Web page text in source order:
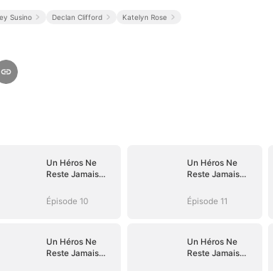
Susino Declan Clifford Katelyn Rose
Un Héros Ne
Reste Jamais
Épisode 10
Un Héros Ne
Reste Jamais
Épisode 11
Un Héros Ne
Reste Jamais
Un Héros Ne
Reste Jamais